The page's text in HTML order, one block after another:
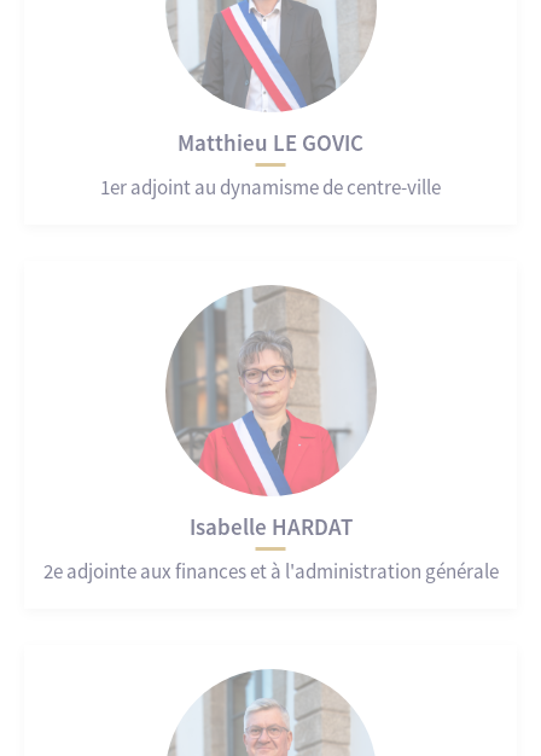
Matthieu LE GOVIC
1er adjoint au dynamisme de centre-ville
Isabelle HARDAT
2e adjointe aux finances et à l'administration générale